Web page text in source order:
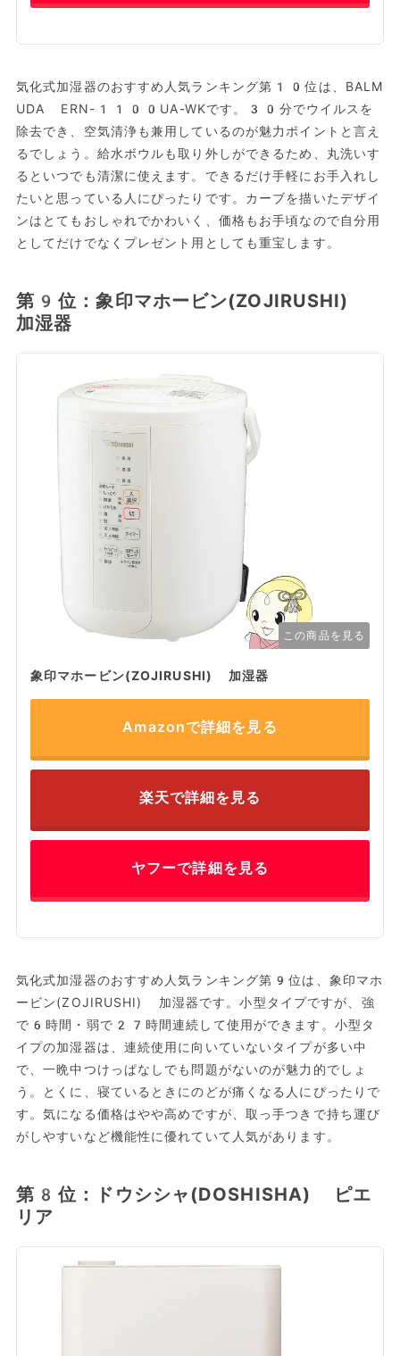
気化式加湿器のおすすめ人気ランキング第10位は、BALM
UDA ERN-1100UA-WKです。30分でウイルスを
除去でき、空気清浄も兼用しているのが魅力ポイントと言え
るでしょう。給水ボウルも取り外しができるため、丸洗いす
るといつでも清潔に使えます。できるだけ手軽にお手入れし
たいと思っている人にぴったりです。カーブを描いたデザイ
ンはとてもおしゃれでかわいく、価格もお手頃なので自分用
としてだけでなくプレゼント用としても重宝します。
第9位：象印マホービン(ZOJIRUSHI)
加湿器
この商品を見る
象印マホービン(ZOJIRUSHI) 加湿器
Amazonで詳細を見る
楽天で詳細を見る
ヤフーで詳細を見る
気化式加湿器のおすすめ人気ランキング第9位は、象印マホ
ービン(ZOJIRUSHI) 加湿器です。小型タイプですが、強
で6時間・弱で27時間連続して使用ができます。小型タ
イプの加湿器は、連続使用に向いていないタイプが多い中
で、一晩中つけっぱなしでも問題がないのが魅力的でしょ
う。とくに、寝ているときにのどが痛くなる人にぴったりで
す。気になる価格はやや高めですが、取っ手つきで持ち運び
がしやすいなど機能性に優れていて人気があります。
第8位：ドウシシャ(DOSHISHA) ピエ
リア